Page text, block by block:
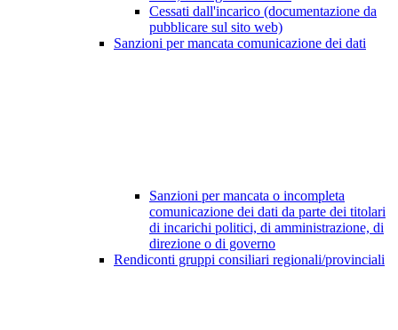
Cessati dall'incarico (documentazione da
pubblicare sul sito web)
Sanzioni per mancata comunicazione dei dati
Sanzioni per mancata o incompleta
comunicazione dei dati da parte dei titolari
di incarichi politici, di amministrazione, di
direzione o di governo
Rendiconti gruppi consiliari regionali/provinciali